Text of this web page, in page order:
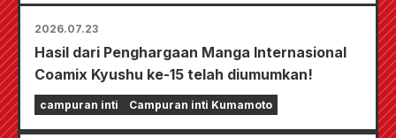
2026.07.23
Hasil dari Penghargaan Manga Internasional
Coamix Kyushu ke-15 telah diumumkan!
campuran inti Campuran inti Kumamoto